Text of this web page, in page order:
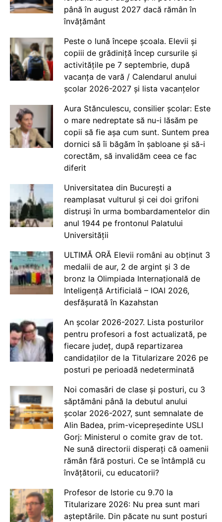
până în august 2027 dacă rămân în
învățământ
Peste o lună începe școala. Elevii și
copiii de grădiniță încep cursurile și
activitățile pe 7 septembrie, după
vacanța de vară / Calendarul anului
școlar 2026-2027 și lista vacanțelor
Aura Stănculescu, consilier școlar: Este
o mare nedreptate să nu-i lăsăm pe
copii să fie așa cum sunt. Suntem prea
dornici să îi băgăm în șabloane și să-i
corectăm, să invalidăm ceea ce fac
diferit
Universitatea din București a
reamplasat vulturul și cei doi grifoni
distruși în urma bombardamentelor din
anul 1944 pe frontonul Palatului
Universității
ULTIMĂ ORĂ Elevii români au obținut 3
medalii de aur, 2 de argint și 3 de
bronz la Olimpiada Internațională de
Inteligență Artificială – IOAI 2026,
desfășurată în Kazahstan
An școlar 2026-2027. Lista posturilor
pentru profesori a fost actualizată, pe
fiecare județ, după repartizarea
candidaților de la Titularizare 2026 pe
posturi pe perioadă nedeterminată
Noi comasări de clase și posturi, cu 3
săptămâni până la debutul anului
școlar 2026-2027, sunt semnalate de
Alin Badea, prim-vicepreședinte USLI
Gorj: Ministerul o comite grav de tot.
Ne sună directorii disperați că oamenii
rămân fără posturi. Ce se întâmplă cu
învățătorii, cu educatorii?
Profesor de Istorie cu 9.70 la
Titularizare 2026: Nu prea sunt mari
așteptările. Din păcate nu sunt posturi